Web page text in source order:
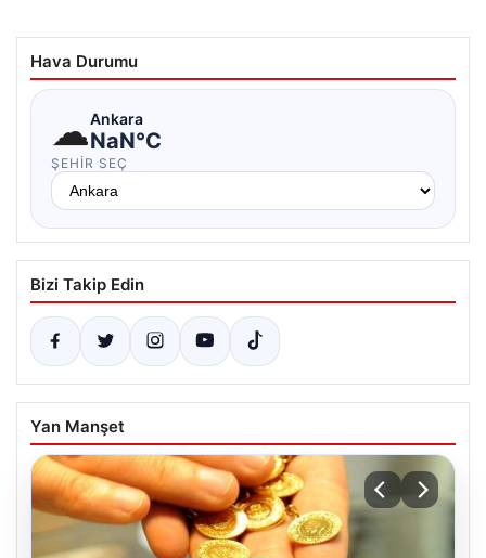
Hava Durumu
☁Ankara
NaN°C
ŞEHIR SEÇ
Bizi Takip Edin
Yan Manşet